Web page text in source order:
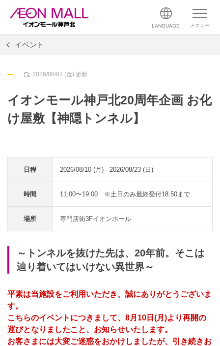
LANGUAGE メニュー
イベント
2026/08/07 (金) 更新
イオンモール神戸北20周年企画 お化
け屋敷【神隠トンネル】
日程 2026/08/10 (月) - 2026/08/23 (日)
時間 11:00〜19:00 ※土日のみ最終受付18:50まで
場所 専門店街3Fイオンホール
～トンネルを抜けた先は、20年前。そこは
辿り着いてはいけない異世界～
平素は当施設をご利用いただき、誠にありがとうございま
す。
こちらのイベントにつきまして、8月10日(月)より再開の
運びとなりましたこと、お知らせいたします。
お客さまには大変ご迷惑をおかけしましたが、引き続きお